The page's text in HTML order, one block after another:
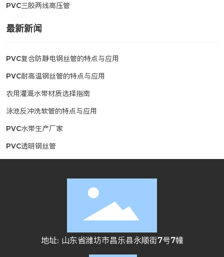
PVC三胶两线高压管
最新新闻
PVC复合防静电钢丝管的特点与应用
PVC耐高温钢丝管的特点与应用
农用灌溉水带材质选择指南
泳池反冲洗软管的特点与应用
PVC水带生产厂家
PVC透明钢丝管
地址: 山东省潍坊市昌乐县永顺街7号7幢